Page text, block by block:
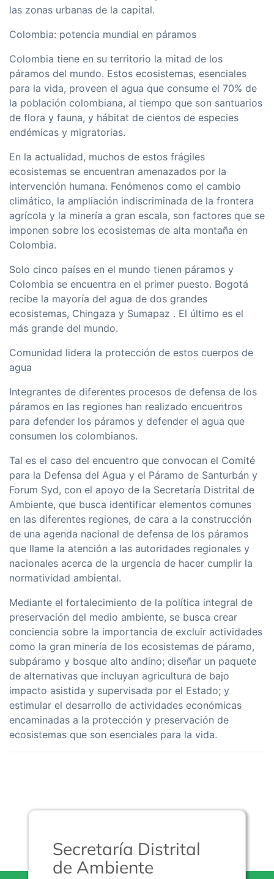
las zonas urbanas de la capital.
Colombia: potencia mundial en páramos
Colombia tiene en su territorio la mitad de los
páramos del mundo. Estos ecosistemas, esenciales
para la vida, proveen el agua que consume el 70% de
la población colombiana, al tiempo que son santuarios
de flora y fauna, y hábitat de cientos de especies
endémicas y migratorias.
En la actualidad, muchos de estos frágiles
ecosistemas se encuentran amenazados por la
intervención humana. Fenómenos como el cambio
climático, la ampliación indiscriminada de la frontera
agrí­cola y la minerí­a a gran escala, son factores que se
imponen sobre los ecosistemas de alta montaña en
Colombia.
Solo cinco paí­ses en el mundo tienen páramos y
Colombia se encuentra en el primer puesto. Bogotá
recibe la mayorí­a del agua de dos grandes
ecosistemas, Chingaza y Sumapaz . El último es el
más grande del mundo.
Comunidad lidera la protección de estos cuerpos de
agua
Integrantes de diferentes procesos de defensa de los
páramos en las regiones han realizado encuentros
para defender los páramos y defender el agua que
consumen los colombianos.
Tal es el caso del encuentro que convocan el Comité
para la Defensa del Agua y el Páramo de Santurbán y
Forum Syd, con el apoyo de la Secretarí­a Distrital de
Ambiente, que busca identificar elementos comunes
en las diferentes regiones, de cara a la construcción
de una agenda nacional de defensa de los páramos
que llame la atención a las autoridades regionales y
nacionales acerca de la urgencia de hacer cumplir la
normatividad ambiental.
Mediante el fortalecimiento de la polí­tica integral de
preservación del medio ambiente, se busca crear
conciencia sobre la importancia de excluir actividades
como la gran minerí­a de los ecosistemas de páramo,
subpáramo y bosque alto andino; diseñar un paquete
de alternativas que incluyan agricultura de bajo
impacto asistida y supervisada por el Estado; y
estimular el desarrollo de actividades económicas
encaminadas a la protección y preservación de
ecosistemas que son esenciales para la vida.
Secretaría Distrital
de Ambiente